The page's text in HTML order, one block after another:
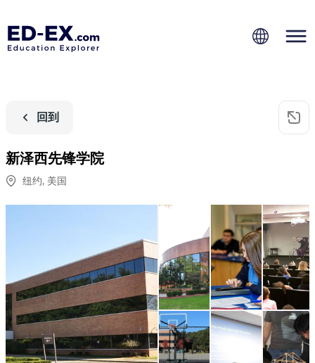
回到
新泽西先锋学院
纽约, 美国